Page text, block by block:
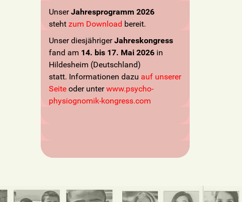
UnserJahresprogramm 2026
steht zum Download bereit.
Unser diesjährigerJahreskongress
fand am 14. bis 17. Mai 2026 in
Hildesheim (Deutschland)
statt. Informationen dazu auf unserer
Seite oder unterwww.psycho-
physiognomik-kongress.com